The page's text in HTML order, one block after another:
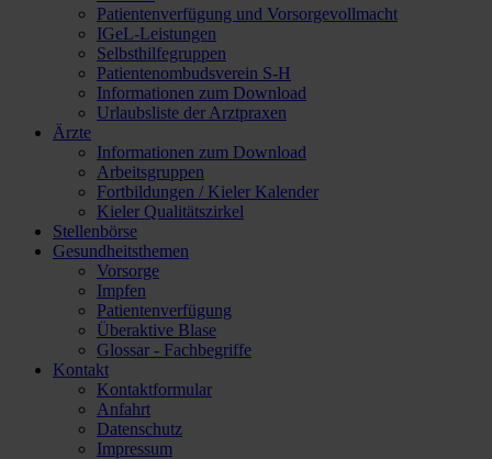
Patientenverfügung und Vorsorgevollmacht
IGeL-Leistungen
Selbsthilfegruppen
Patientenombudsverein S-H
Informationen zum Download
Urlaubsliste der Arztpraxen
Ärzte
Informationen zum Download
Arbeitsgruppen
Fortbildungen / Kieler Kalender
Kieler Qualitätszirkel
Stellenbörse
Gesundheitsthemen
Vorsorge
Impfen
Patientenverfügung
Überaktive Blase
Glossar - Fachbegriffe
Kontakt
Kontaktformular
Anfahrt
Datenschutz
Impressum